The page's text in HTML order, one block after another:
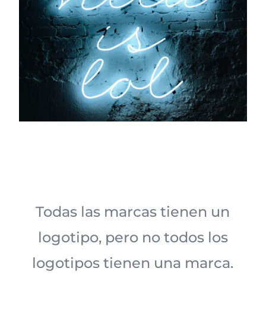
Todas las marcas tienen un
logotipo, pero no todos los
logotipos tienen una marca.